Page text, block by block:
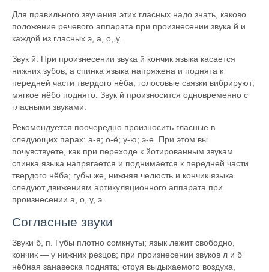
Для правильного звучания этих гласных надо знать, каково
положение речевого аппарата при произнесении звука й и
каждой из гласных э, а, о, у.
Звук й. При произнесении звука й кончик языка касается
нижних зубов, а спинка языка напряжена и поднята к
передней части твердого нёба, голосовые связки вибрируют;
мягкое нёбо поднято. Звук й произносится одновременно с
гласными звуками.
Рекомендуется поочередно произносить гласные в
следующих парах: а-я; о-ё; у-ю; э-е. При этом вы
почувствуете, как при переходе к йотированным звукам
спинка языка напрягается и поднимается к передней части
твердого нёба; губы же, нижняя челюсть и кончик языка
следуют движениям артикуляционного аппарата при
произнесении а, о, у, э.
Согласные звуки
Звуки б, п. Губы плотно сомкнуты; язык лежит свободно,
кончик — у нижних резцов; при произнесении звуков л и б
нёбная занавеска поднята; струя выдыхаемого воздуха,